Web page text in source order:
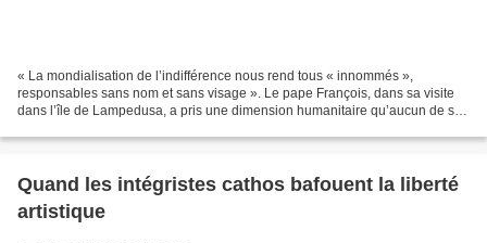
« La mondialisation de l’indifférence nous rend tous « innommés »,
responsables sans nom et sans visage ». Le pape François, dans sa visite
dans l’île de Lampedusa, a pris une dimension humanitaire qu’aucun de ses
Quand les intégristes cathos bafouent la liberté
artistique